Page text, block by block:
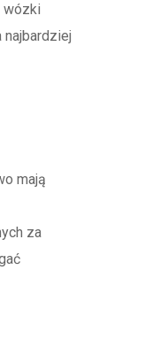
wózki
mają
za